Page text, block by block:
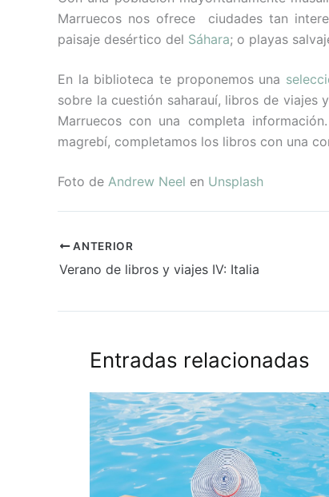
Marruecos nos ofrece ciudades tan
paisaje desértico del Sáhara; o playas
En la biblioteca te proponemos una
sobre la cuestión saharauí, libros de viajes
Marruecos con una completa
magrebí, completamos los libros con una
Foto de Andrew Neel en Unsplash
ANTERIOR
Verano de libros y viajes IV: Italia
Entradas relacionadas